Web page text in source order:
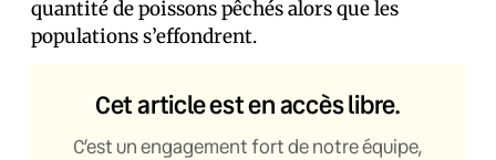
quantité de poissons pêchés alors que les
populations s’effondrent.
Cet article est en accès libre.
C’est un engagement fort de notre équipe,